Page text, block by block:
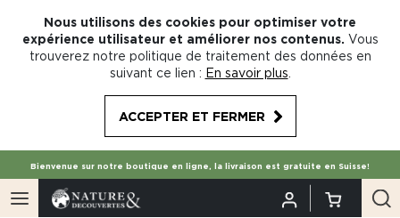
Nous utilisons des cookies pour optimiser votre
expérience utilisateur et améliorer nos contenus. Vous
trouverez notre politique de traitement des données en
suivant ce lien : En savoir plus
ACCEPTER ET FERMER
Bienvenue sur notre boutique en ligne, la livraison est gratuite en Suisse!